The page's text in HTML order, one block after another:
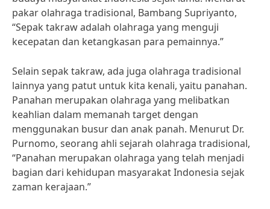
pakar olahraga tradisional, Bambang Supriyanto,
“Sepak takraw adalah olahraga yang menguji
kecepatan dan ketangkasan para pemainnya.”
Selain sepak takraw, ada juga olahraga tradisional
lainnya yang patut untuk kita kenali, yaitu panahan.
Panahan merupakan olahraga yang melibatkan
keahlian dalam memanah target dengan
menggunakan busur dan anak panah. Menurut Dr.
Purnomo, seorang ahli sejarah olahraga tradisional,
“Panahan merupakan olahraga yang telah menjadi
bagian dari kehidupan masyarakat Indonesia sejak
zaman kerajaan.”